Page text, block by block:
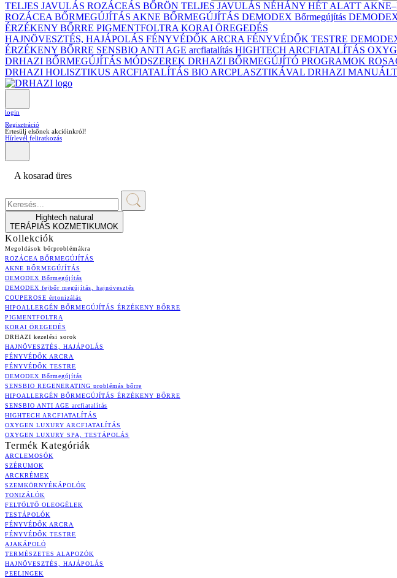
TELJES JAVULÁS ROZÁCEÁS BŐRÖN TELJES JAVULÁS NÉHÁNY HÉT ALATT
ROZÁCEA BŐRMEGÚJÍTÁS AKNE BŐRMEGÚJÍTÁS DEMODEX Bőrmegújítás DEMODEX
ÉRZÉKENY BŐRRE PIGMENTFOLTRA KORAI ÖREGEDÉS
HAJNÖVESZTÉS, HAJÁPOLÁS FÉNYVÉDŐK ARCRA FÉNYVÉDŐK TESTRE
ÉRZÉKENY BŐRRE SENSBIO ANTI AGE arcfiatalítás HIGHTECH ARCFIATALÍTÁS
DRHAZI BŐRMEGÚJÍTÁS MÓDSZEREK DRHAZI BŐRMEGÚJÍTÓ PROGRAMOK
DRHAZI HOLISZTIKUS ARCFIATALÍTÁS BIO ARCPLASZTIKÁVAL DRHAZI
login
Regisztráció
Értesülj elsőnek akcióinkról!
Hírlevél feliratkozás
A kosarad üres
Hightech natural
TERÁPIÁS KOZMETIKUMOK
Kollekciók
Megoldások bőrproblémákra
ROZÁCEA BŐRMEGÚJÍTÁS
AKNE BŐRMEGÚJÍTÁS
DEMODEX Bőrmegújítás
DEMODEX fejbőr megújítás, hajnövesztés
COUPEROSE értonizálás
HIPOALLERGÉN BŐRMEGÚJÍTÁS ÉRZÉKENY BŐRRE
PIGMENTFOLTRA
KORAI ÖREGEDÉS
DRHAZI kezelési sorok
HAJNÖVESZTÉS, HAJÁPOLÁS
FÉNYVÉDŐK ARCRA
FÉNYVÉDŐK TESTRE
DEMODEX Bőrmegújítás
SENSBIO REGENERATING problémás bőrre
HIPOALLERGÉN BŐRMEGÚJÍTÁS ÉRZÉKENY BŐRRE
SENSBIO ANTI AGE arcfiatalítás
HIGHTECH ARCFIATALÍTÁS
OXYGEN LUXURY ARCFIATALÍTÁS
OXYGEN LUXURY SPA, TESTÁPOLÁS
Termék Kategóriák
ARCLEMOSÓK
SZÉRUMOK
ARCKRÉMEK
SZEMKÖRNYÉKÁPOLÓK
TONIZÁLÓK
FELTÖLTŐ OLEOGÉLEK
TESTÁPOLÓK
FÉNYVÉDŐK ARCRA
FÉNYVÉDŐK TESTRE
AJAKÁPOLÓ
TERMÉSZETES ALAPOZÓK
HAJNÖVESZTÉS, HAJÁPOLÁS
PEELINGEK